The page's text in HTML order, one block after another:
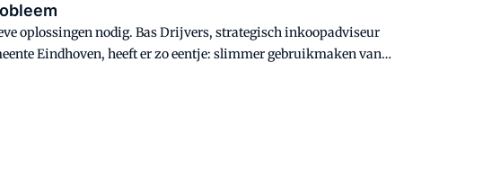
oplossingen nodig. Bas Drijvers, strategisch inkoopadviseur
Eindhoven, heeft er zo eentje: slimmer gebruikmaken van